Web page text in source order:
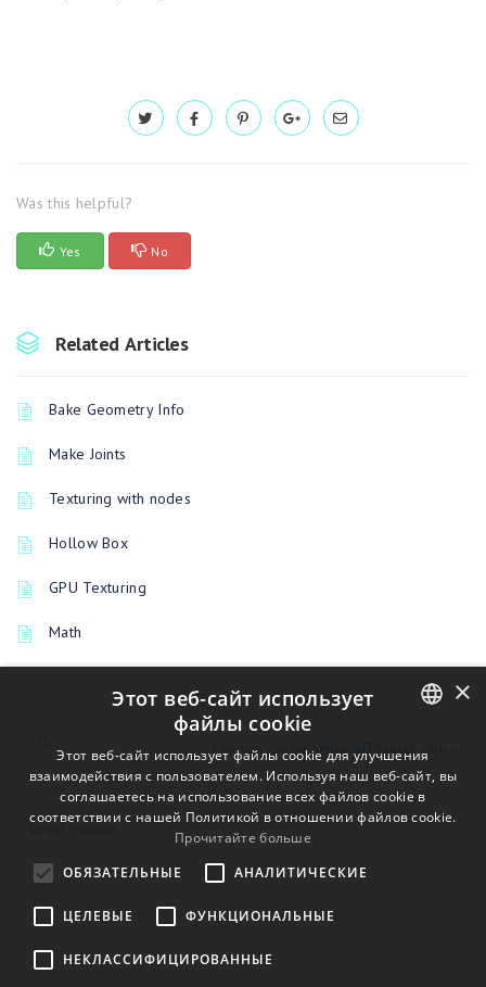
Was this helpful?
Yes No
Related Articles
Bake Geometry Info
Make Joints
Texturing with nodes
Hollow Box
GPU Texturing
Math
Скульптурное меню «Правый клик»
UP NEXT
ENGLISH
BULGARIAN
CROATIAN
×
Этот веб-сайт использует
файлы cookie
Этот веб-сайт использует файлы cookie для улучшения
взаимодействия с пользователем. Используя наш веб-сайт, вы
соглашаетесь на использование всех файлов cookie в
соответствии с нашей Политикой в ​​отношении файлов cookie.
Прочитайте больше
ОБЯЗАТЕЛЬНЫЕ
АНАЛИТИЧЕСКИЕ
ЦЕЛЕВЫЕ ФУНКЦИОНАЛЬНЫЕ
НЕКЛАССИФИЦИРОВАННЫЕ